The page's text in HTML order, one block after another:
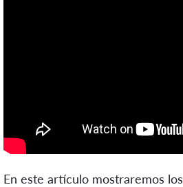
En este artículo mostraremos